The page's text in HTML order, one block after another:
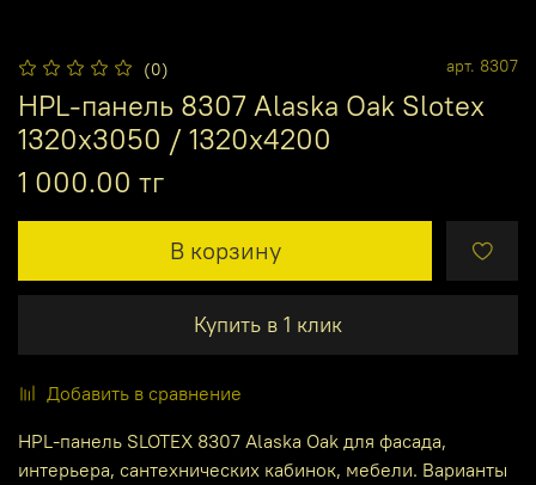
(0) арт. 8307
HPL-панель 8307 Alaska Oak Slotex
1320х3050 / 1320х4200
1 000.00 тг
В корзину
Купить в 1 клик
Добавить в сравнение
HPL-панель SLOTEX 8307 Alaska Oak для фасада,
интерьера, сантехнических кабинок, мебели. Варианты